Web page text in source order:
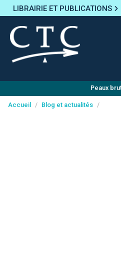
Panneau de gestion des cookies
LIBRAIRIE ET PUBLICATIONS
Peaux
Accueil / Blog et actualités /